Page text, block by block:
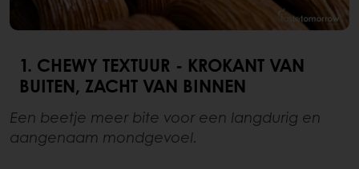
1. CHEWY TEXTUUR - KROKANT VAN
BUITEN, ZACHT VAN BINNEN
Een beetje meer bite voor een langdurig en
aangenaam mondgevoel.